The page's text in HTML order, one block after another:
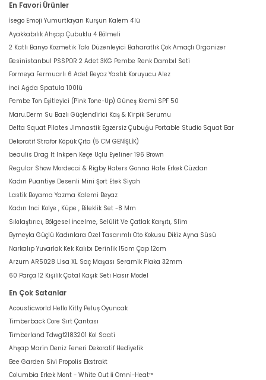
En Favori Ürünler
İsego Emoji Yumurtlayan Kurşun Kalem 4'lü
Ayakkabılık Ahşap Çubuklu 4 Bölmeli
2 Katlı Banyo Kozmetik Takı Düzenleyici Baharatlık Çok Amaçlı Organizer
Besinistanbul PSSPOR 2 Adet 3KG Pembe Renk Dambıl Seti
Formeya Fermuarlı 6 Adet Beyaz Yastık Koruyucu Alez
İnci Ağda Spatula 100lü
Pembe Ton Eşitleyici (Pink Tone-Up) Güneş Kremi SPF 50
Maru.Derm Su Bazlı Güçlendirici Kaş & Kirpik Serumu
Delta Squat Pilates Jimnastik Egzersiz Çubuğu Portable Studio Squat Bar
Dekoratif Strafor Köpük Çıta (5 CM GENİŞLİK)
beaulis Drag It Inkpen Keçe Uçlu Eyeliner 196 Brown
Regular Show Mordecai & Rigby Haters Gonna Hate Erkek Cüzdan
Kadın Puantiye Desenli Mini Şort Etek Siyah
Lastik Boyama Yazma Kalemi Beyaz
Kadın Inci Kolye , Küpe , Bileklik Set -8 Mm
Sıkılaştırıcı, Bölgesel İncelme, Selülit Ve Çatlak Karşıtı, Slim
Bymeyla Güçlü Kadınlara Özel Tasarımlı Oto Kokusu Dikiz Ayna Süsü
Narkalıp Yuvarlak Kek Kalıbı Derinlik 15cm Çap 12cm
Arzum AR5028 Lisa XL Saç Maşası Seramik Plaka 32mm
60 Parça 12 Kişilik Çatal Kaşık Seti Hasır Model
En Çok Satanlar
Acousticworld Hello Kitty Peluş Oyuncak
Timberback Core Sırt Çantası
Timberland Tdwgf2183201 Kol Saati
Ahşap Marin Deniz Feneri Dekoratif Hediyelik
Bee Garden Sivi Propolis Ekstrakt
Columbia Erkek Mont - White Out İi Omni-Heat™